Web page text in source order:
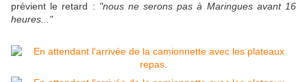
prévient le retard : "nous ne serons pas à Maringues avant 16
heures..."